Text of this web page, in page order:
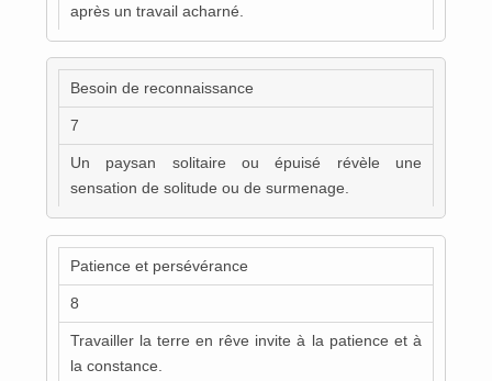
après un travail acharné.
Besoin de reconnaissance
7
Un paysan solitaire ou épuisé révèle une
sensation de solitude ou de surmenage.
Patience et persévérance
8
Travailler la terre en rêve invite à la patience et à
la constance.